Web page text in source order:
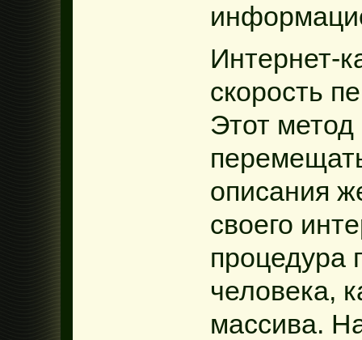
Интернет-
скорость
Этот метод
описания
своего
процедура
человека,
массива.